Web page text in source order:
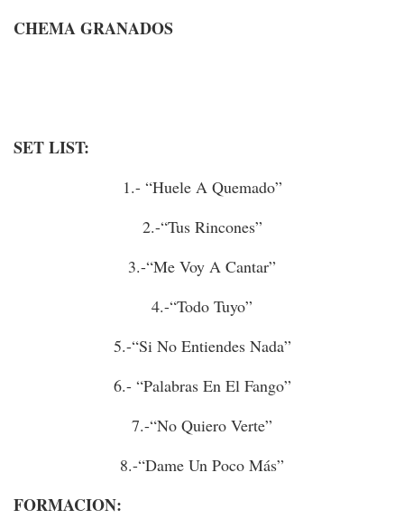
CHEMA GRANADOS
SET LIST:
1.- “Huele A Quemado”
2.-“Tus Rincones”
3.-“Me Voy A Cantar”
4.-“Todo Tuyo”
5.-“Si No Entiendes Nada”
6.- “Palabras En El Fango”
7.-“No Quiero Verte”
8.-“Dame Un Poco Más”
FORMACION: